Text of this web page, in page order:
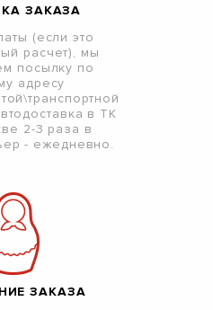
ЗАКАЗА
(если это
расчет), мы
посылку по
адресу
в ТК
2-3 раза в
- ежедневно.
ЗАКАЗА